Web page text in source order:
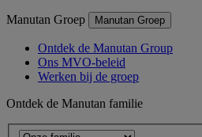
Manutan Groep Manutan Groep
Ontdek de Manutan Group
Ons MVO-beleid
Werken bij de groep
Ontdek de Manutan familie